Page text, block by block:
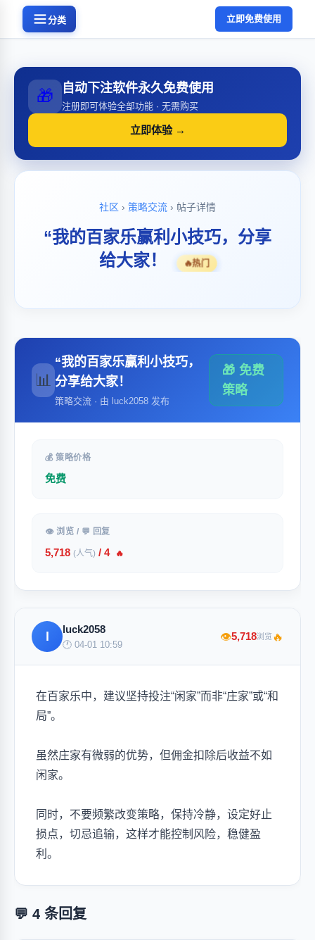
分类 立即免费使用
🎁 自动下注软件永久免费使用
注册即可体验全部功能 · 无需购买
立即体验 →
社区 › 策略交流 › 帖子详情
“我的百家乐赢利小技巧，分享
给大家！
🔥热门
📊
“我的百家乐赢利小技巧，
分享给大家！
策略交流 · 由 luck2058 发布
🎁 免费
策略
💰 策略价格
免费
👁 浏览 / 💬 回复
5,718 (人气) / 4 🔥
luck2058
🕐 04-01 10:59
👁5,718浏览🔥
在百家乐中，建议坚持投注“闲家”而非“庄家”或“和
局”。
虽然庄家有微弱的优势，但佣金扣除后收益不如
闲家。
同时，不要频繁改变策略，保持冷静，设定好止
损点，切忌追输，这样才能控制风险，稳健盈
利。
💬 4 条回复